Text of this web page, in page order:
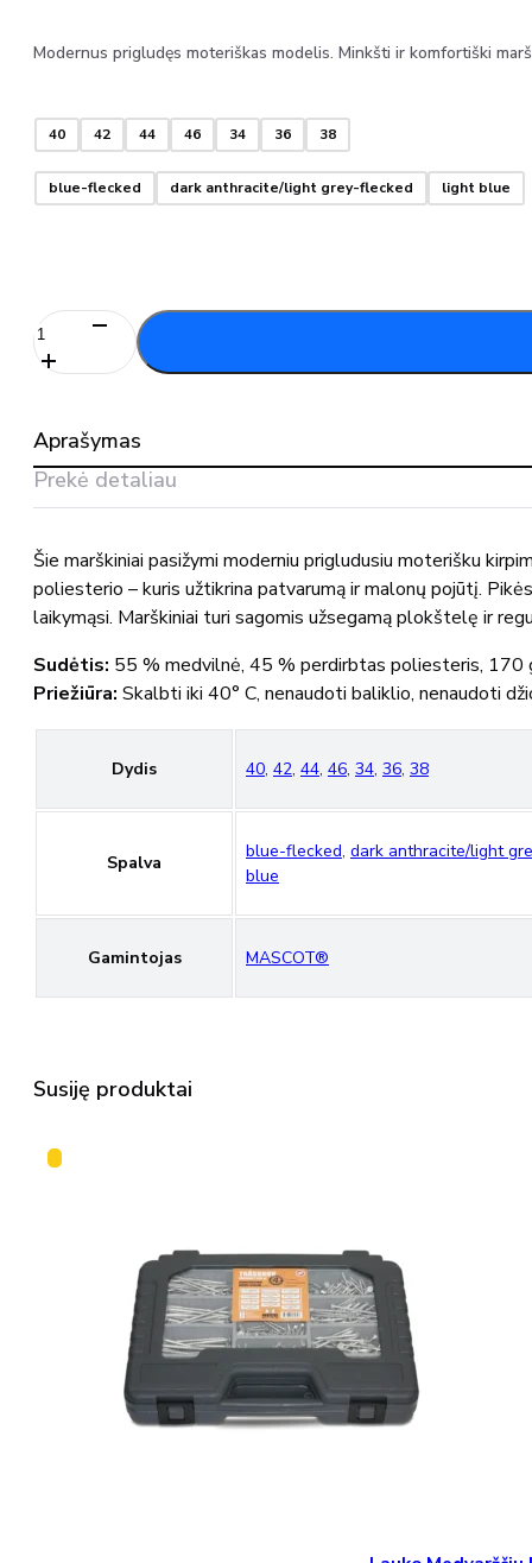
was:
is:
Modernus prigludęs moteriškas modelis. Minkšti ir komfortiški
40 42 44 46 34 36 38
blue-flecked dark anthracite/light grey-flecked light blue
produkto
kiekis:
Moteriški
elastanu
20014-
Aprašymas
Prekė detaliau
Šie marškiniai pasižymi moderniu prigludusiu moterišku
poliesterio – kuris užtikrina patvarumą ir malonų pojūtį.
laikymąsi. Marškiniai turi sagomis užsegamą plokštelę ir
Sudėtis: 55 % medvilnė, 45 % perdirbtas poliesteris, 170
Priežiūra: Skalbti iki 40° C, nenaudoti baliklio, nenaudoti
Dydis 40, 42, 44, 46, 34, 36, 38
Spalva
blue-flecked, dark anthracite/light
blue
Gamintojas MASCOT®
Susiję produktai